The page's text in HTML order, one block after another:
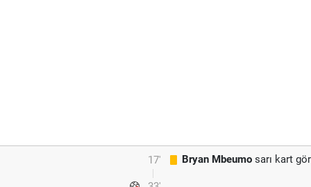
17' Bryan Mbeumo sarı kart